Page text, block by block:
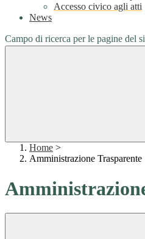
Accesso civico agli atti
News
Campo di ricerca per le pagine del
Home >
Amministrazione Trasparente